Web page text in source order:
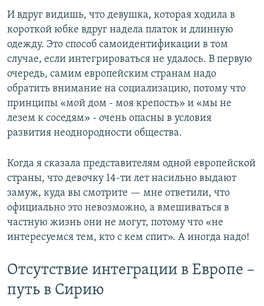
И вдруг видишь, что девушка, которая ходила в
короткой юбке вдруг надела платок и длинную
одежду. Это способ самоидентификации в том
случае, если интегрироваться не удалось. В первую
очередь, самим европейским странам надо
обратить внимание на социализацию, потому что
принципы «мой дом - моя крепость» и «мы не
лезем к соседям» - очень опасны в условия
развития неоднородности общества.
Когда я сказала представителям одной европейской
страны, что девочку 14-ти лет насильно выдают
замуж, куда вы смотрите — мне ответили, что
официально это невозможно, а вмешиваться в
частную жизнь они не могут, потому что «не
интересуемся тем, кто с кем спит». А иногда надо!
Отсутствие интеграции в Европе –
путь в Сирию